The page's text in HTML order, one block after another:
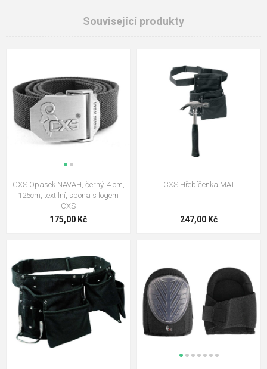
Související produkty
CXS Opasek NAVAH, černý, 4 cm,
125cm, textilní, spona s logem
CXS
175,00 Kč
CXS Hřebíčenka MAT
247,00 Kč